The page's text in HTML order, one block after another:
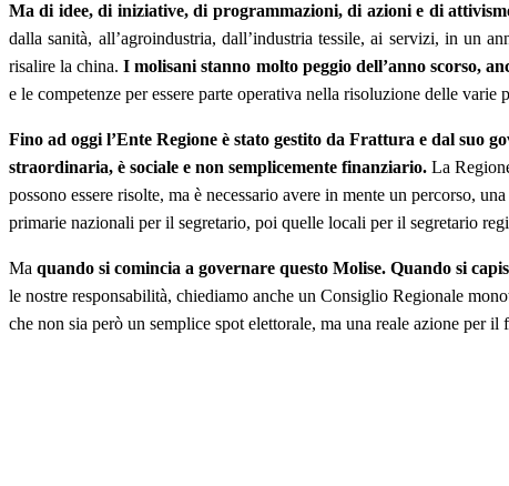
Ma di idee, di iniziative, di programmazioni, di azioni e di
dalla sanità, all’agroindustria, dall’industria tessile, ai servizi, in un
risalire la china.I molisani stanno molto peggio dell’anno scorso,
e le competenze per essere parte operativa nella risoluzione delle varie
Fino ad oggi l’Ente Regione è stato gestito da Frattura e dal suo
straordinaria, è sociale e non semplicemente finanziario. La
possono essere risolte, ma è necessario avere in mente un percorso,
primarie nazionali per il segretario, poi quelle locali per il segretario
Ma quando si comincia a governare questo Molise. Quando si
le nostre responsabilità, chiediamo anche un Consiglio Regionale
che non sia però un semplice spot elettorale, ma una reale azione per